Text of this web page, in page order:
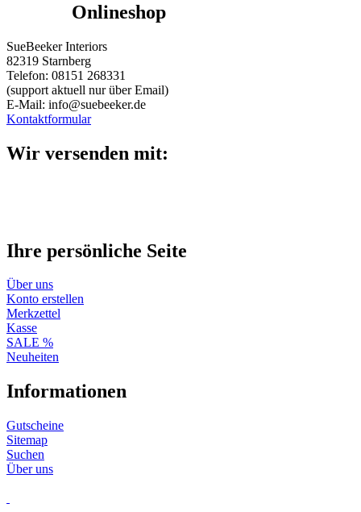
Onlineshop
SueBeeker Interiors
82319 Starnberg
Telefon: 08151 268331
(support aktuell nur über Email)
E-Mail: info@suebeeker.de
Kontaktformular
Wir versenden mit:
Ihre persönliche Seite
Über uns
Konto erstellen
Merkzettel
Kasse
SALE %
Neuheiten
Informationen
Gutscheine
Sitemap
Suchen
Über uns